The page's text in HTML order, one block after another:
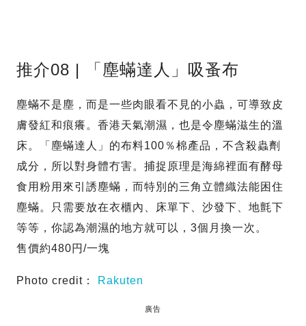
推介08 | 「塵蟎達人」吸蚤布
塵蟎不是塵，而是一些肉眼看不見的小蟲，可導致皮
膚發紅和痕癢。香港天氣潮濕，也是令塵蟎滋生的溫
床。「塵蟎達人」的布料100％棉產品，不含殺蟲劑
成分，所以對身體冇害。捕捉原理是海綿裡面有酵母
食用粉用來引誘塵蟎，而特別的三角立體織法能困住
塵蟎。只需要放在衣櫃內、床單下、沙發下、地氈下
等等，你認為潮濕的地方就可以，3個月換一次。
售價約480円/一塊
Photo credit： Rakuten
廣告